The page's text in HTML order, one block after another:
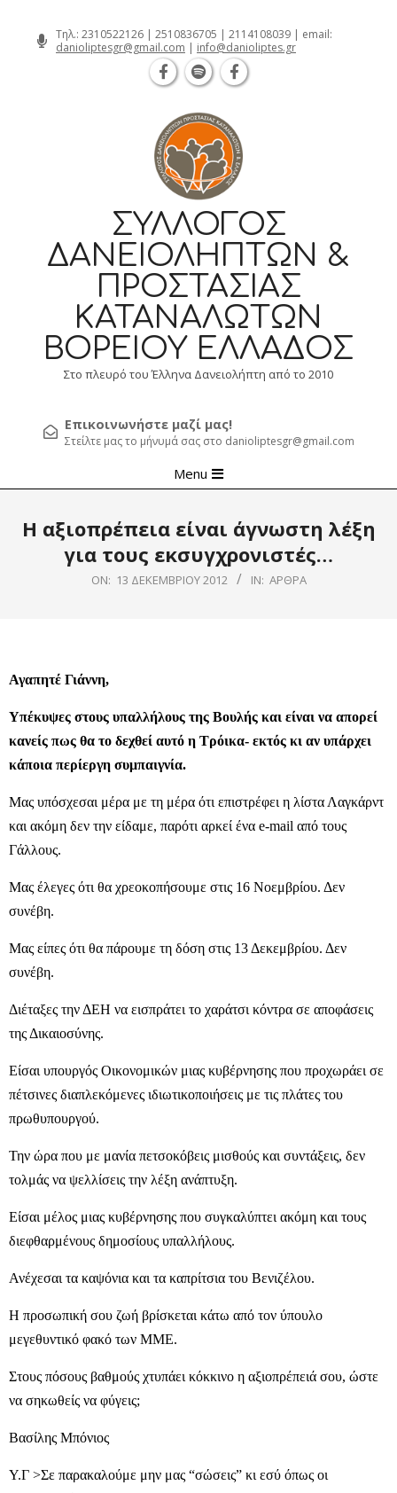
Τηλ.: 2310522126 | 2510836705 | 2114108039 | email:
danioliptesgr@gmail.com | info@danioliptes.gr
ΣΎΛΛΟΓΟΣ
ΔΑΝΕΙΟΛΗΠΤΏΝ &
ΠΡΟΣΤΑΣΊΑΣ
ΚΑΤΑΝΑΛΩΤΏΝ
ΒΟΡΕΊΟΥ ΕΛΛΆΔΟΣ
Στο πλευρό του Έλληνα Δανειολήπτη από το 2010
Επικοινωνήστε μαζί μας!
Στείλτε μας το μήνυμά σας στο danioliptesgr@gmail.com
Navigation
Menu
Η αξιοπρέπεια είναι άγνωστη λέξη
για τους εκσυγχρονιστές…
ON: 13 ΔΕΚΕΜΒΡΊΟΥ 2012 IN: ΆΡΘΡΑ
Αγαπητέ Γιάννη,
Υπέκυψες στους υπαλλήλους της Βουλής και είναι να απορεί
κανείς πως θα το δεχθεί αυτό η Τρόικα- εκτός κι αν υπάρχει
κάποια περίεργη συμπαιγνία.
Μας υπόσχεσαι μέρα με τη μέρα ότι επιστρέφει η λίστα Λαγκάρντ
και ακόμη δεν την είδαμε, παρότι αρκεί ένα e-mail από τους
Γάλλους.
Μας έλεγες ότι θα χρεοκοπήσουμε στις 16 Νοεμβρίου. Δεν
συνέβη.
Μας είπες ότι θα πάρουμε τη δόση στις 13 Δεκεμβρίου. Δεν
συνέβη.
Διέταξες την ΔΕΗ να εισπράτει το χαράτσι κόντρα σε αποφάσεις
της Δικαιοσύνης.
Είσαι υπουργός Οικονομικών μιας κυβέρνησης που προχωράει σε
πέτσινες διαπλεκόμενες ιδιωτικοποιήσεις με τις πλάτες του
πρωθυπουργού.
Την ώρα που με μανία πετσοκόβεις μισθούς και συντάξεις, δεν
τολμάς να ψελλίσεις την λέξη ανάπτυξη.
Είσαι μέλος μιας κυβέρνησης που συγκαλύπτει ακόμη και τους
διεφθαρμένους δημοσίους υπαλλήλους.
Ανέχεσαι τα καψόνια και τα καπρίτσια του Βενιζέλου.
Η προσωπική σου ζωή βρίσκεται κάτω από τον ύπουλο
μεγεθυντικό φακό των ΜΜΕ.
Στους πόσους βαθμούς χτυπάει κόκκινο η αξιοπρέπειά σου, ώστε
να σηκωθείς να φύγεις;
Βασίλης Μπόνιος
Υ.Γ >Σε παρακαλούμε μην μας “σώσεις” κι εσύ όπως οι